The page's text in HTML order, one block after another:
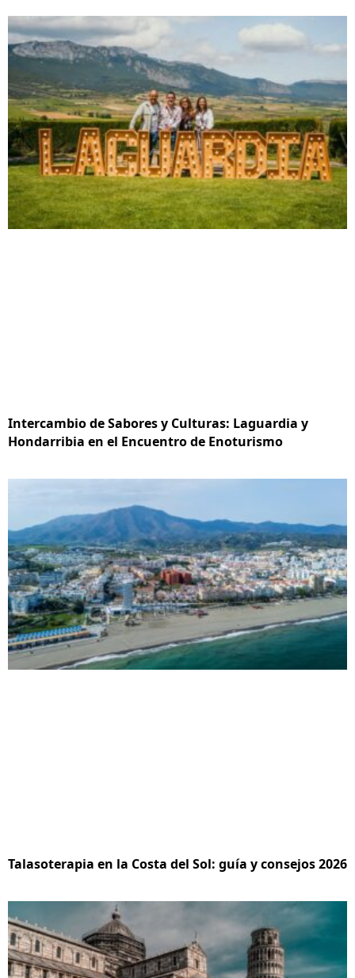
Intercambio de Sabores y Culturas: Laguardia y
Hondarribia en el Encuentro de Enoturismo
Talasoterapia en la Costa del Sol: guía y consejos 2026